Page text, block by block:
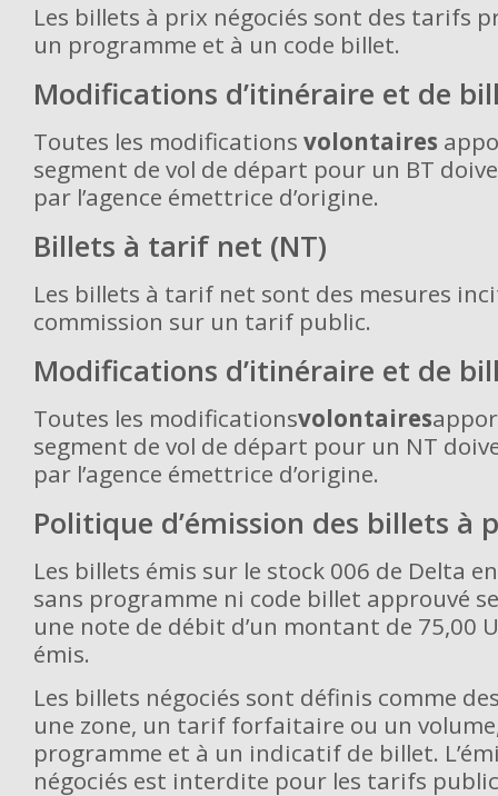
Les billets à prix négociés sont des tarifs
un programme et à un code billet.
Modifications d’itinéraire et de
Toutes les modifications volontaires
segment de vol de départ pour un BT
par l’agence émettrice d’origine.
Billets à tarif net (NT)
Les billets à tarif net sont des mesures
commission sur un tarif public.
Modifications d’itinéraire et de
Toutes les modificationsvolontaires
segment de vol de départ pour un NT
par l’agence émettrice d’origine.
Politique d’émission des billets à
Les billets émis sur le stock 006 de Delta
sans programme ni code billet approuvé
une note de débit d’un montant de 75,00
émis.
Les billets négociés sont définis comme
une zone, un tarif forfaitaire ou un
programme et à un indicatif de billet.
négociés est interdite pour les tarifs